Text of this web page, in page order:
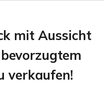
mit Aussicht
verkaufen!